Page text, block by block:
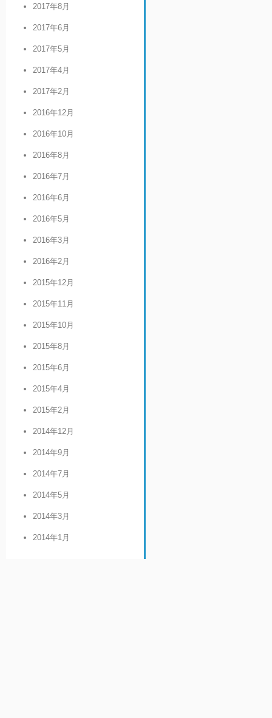
2017年8月
2017年6月
2017年5月
2017年4月
2017年2月
2016年12月
2016年10月
2016年8月
2016年7月
2016年6月
2016年5月
2016年3月
2016年2月
2015年12月
2015年11月
2015年10月
2015年8月
2015年6月
2015年4月
2015年2月
2014年12月
2014年9月
2014年7月
2014年5月
2014年3月
2014年1月